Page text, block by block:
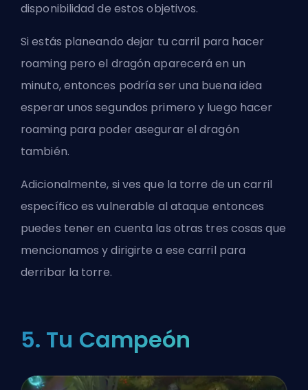
disponibilidad de estos objetivos.
Si estás planeando dejar tu carril para hacer
roaming pero el dragón aparecerá en un
minuto, entonces podría ser una buena idea
esperar unos segundos primero y luego hacer
roaming para poder asegurar el dragón
también.
Adicionalmente, si ves que la torre de un carril
específico es vulnerable al ataque entonces
puedes tener en cuenta las otras tres cosas que
mencionamos y dirigirte a ese carril para
derribar la torre.
5. Tu Campeón